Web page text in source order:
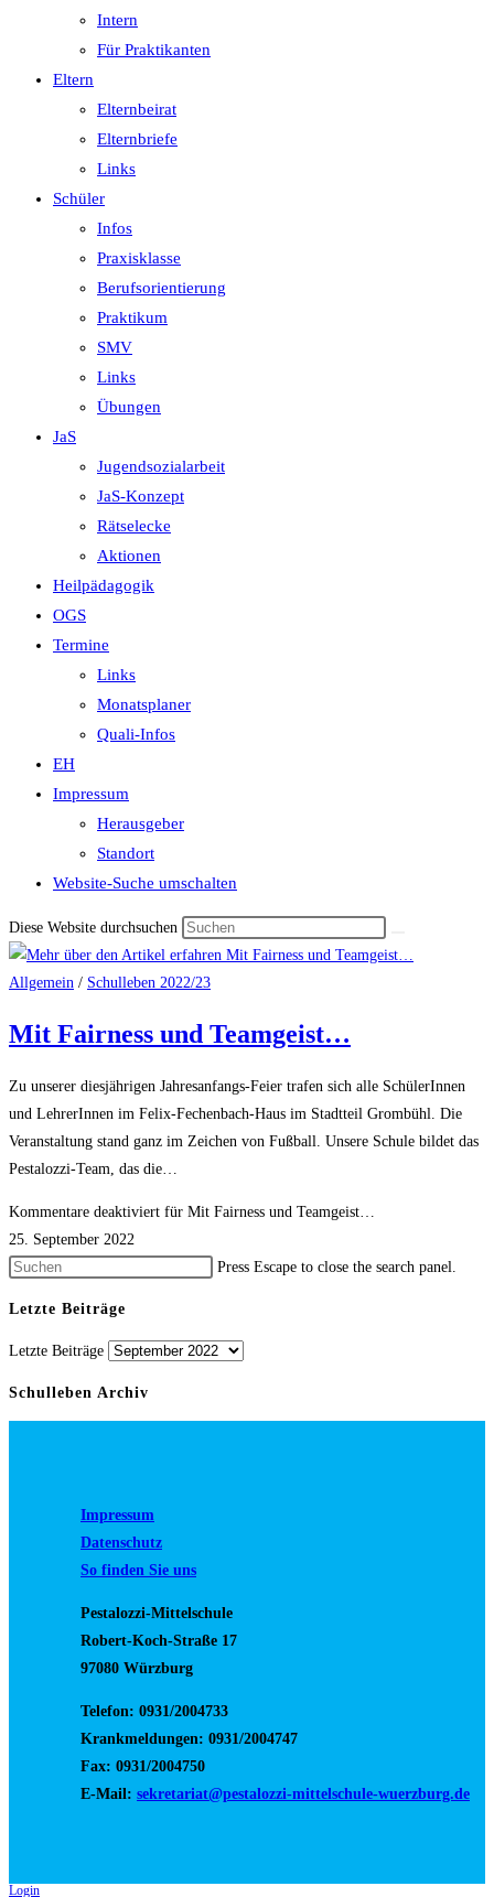
Intern
Für Praktikanten
Eltern
Elternbeirat
Elternbriefe
Links
Schüler
Infos
Praxisklasse
Berufsorientierung
Praktikum
SMV
Links
Übungen
JaS
Jugendsozialarbeit
JaS-Konzept
Rätselecke
Aktionen
Heilpädagogik
OGS
Termine
Links
Monatsplaner
Quali-Infos
EH
Impressum
Herausgeber
Standort
Website-Suche umschalten
Diese Website durchsuchen
Allgemein / Schulleben 2022/23
Mit Fairness und Teamgeist…
Zu unserer diesjährigen Jahresanfangs-Feier trafen sich alle SchülerInnen
und LehrerInnen im Felix-Fechenbach-Haus im Stadtteil Grombühl. Die
Veranstaltung stand ganz im Zeichen von Fußball. Unsere Schule bildet das
Pestalozzi-Team, das die…
Kommentare deaktiviert für Mit Fairness und Teamgeist…
25. September 2022
Press Escape to close the search panel.
Letzte Beiträge
Letzte Beiträge
Schulleben Archiv
Impressum
Datenschutz
So finden Sie uns
Pestalozzi-Mittelschule
Robert-Koch-Straße 17
97080 Würzburg
Telefon: 0931/2004733
Krankmeldungen: 0931/2004747
Fax: 0931/2004750
E-Mail: sekretariat@pestalozzi-mittelschule-wuerzburg.de
Login